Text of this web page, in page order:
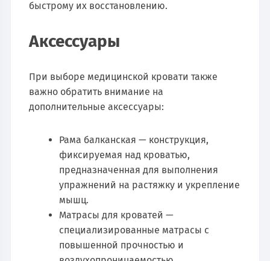
быстрому их восстановлению.
Аксессуары
При выборе медицинской кровати также
важно обратить внимание на
дополнительные аксессуары:
Рама балканская — конструкция,
фиксируемая над кроватью,
предназначенная для выполнения
упражнений на растяжку и укрепление
мышц.
Матрасы для кроватей —
специализированные матрасы с
повышенной прочностью и